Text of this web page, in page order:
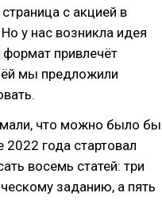
с акцией в
у нас возникла идея
формат привлечёт
мы предложили
что можно было бы
2022 года стартовал
восемь статей: три
заданию, а пять